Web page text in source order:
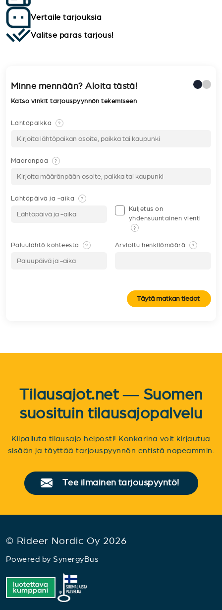
Vertaile tarjouksia
Valitse paras tarjous!
Minne mennään? Aloita tästä!
Katso vinkit tarjouspyynnön tekemiseen
Lähtöpaikka ?
Määränpää ?
Lähtöpäivä ja -aika ?
Kuljetus on
yhdensuuntainen vienti
?
Paluulähtö kohteesta ? Arvioitu henkilömäärä ?
Täytä matkan tiedot
Tilausajot.net — Suomen
suosituin tilausajopalvelu
Kilpailuta tilausajo helposti! Konkarina voit kirjautua
sisään ja täyttää tarjouspyynnön entistä nopeammin.
Tee ilmainen tarjouspyyntö!
© Rideer Nordic Oy 2026
Powered by SynergyBus